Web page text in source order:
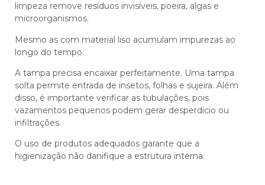
limpeza remove resíduos invisíveis, poeira, algas e
microorganismos.
Mesmo as com material liso acumulam impurezas ao
longo do tempo.
A tampa precisa encaixar perfeitamente. Uma tampa
solta permite entrada de insetos, folhas e sujeira. Além
disso, é importante verificar as tubulações, pois
vazamentos pequenos podem gerar desperdício ou
infiltrações.
O uso de produtos adequados garante que a
higienização não danifique a estrutura interna.